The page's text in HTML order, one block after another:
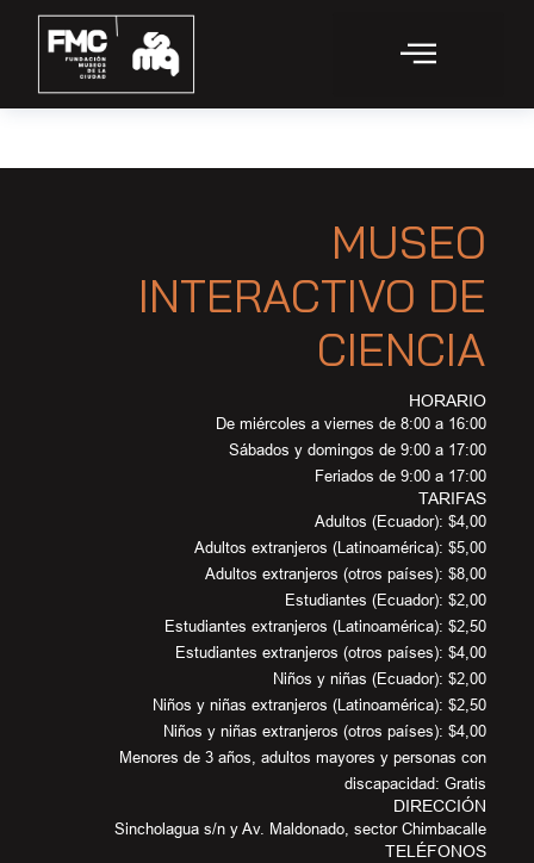
MUSEO
INTERACTIVO DE
CIENCIA
HORARIO
De miércoles a viernes de 8:00 a 16:00
Sábados y domingos de 9:00 a 17:00
Feriados de 9:00 a 17:00
TARIFAS
Adultos (Ecuador): $4,00
Adultos extranjeros (Latinoamérica): $5,00
Adultos extranjeros (otros países): $8,00
Estudiantes (Ecuador): $2,00
Estudiantes extranjeros (Latinoamérica): $2,50
Estudiantes extranjeros (otros países): $4,00
Niños y niñas (Ecuador): $2,00
Niños y niñas extranjeros (Latinoamérica): $2,50
Niños y niñas extranjeros (otros países): $4,00
Menores de 3 años, adultos mayores y personas con
discapacidad: Gratis
DIRECCIÓN
Sincholagua s/n y Av. Maldonado, sector Chimbacalle
TELÉFONOS